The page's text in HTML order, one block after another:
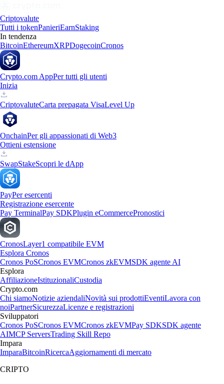
Criptovalute
Tutti i tokenPanieriEarnStaking
In tendenza
BitcoinEthereumXRPDogecoinCronos
Crypto.com AppPer tutti gli utenti
Inizia
CriptovaluteCarta prepagata VisaLevel Up
OnchainPer gli appassionati di Web3
Ottieni estensione
SwapStakeScopri le dApp
PayPer esercenti
Registrazione esercente
Pay TerminalPay SDKPlugin eCommercePronostici
CronosLayer1 compatibile EVM
Esplora Cronos
Cronos PoSCronos EVMCronos zkEVMSDK agente AI
Esplora
AffiliazioneIstituzionaliCustodia
Crypto.com
Chi siamoNotizie aziendaliNovità sui prodottiEventiLavora con
noiPartnerSicurezzaLicenze e registrazioni
Sviluppatori
Cronos PoSCronos EVMCronos zkEVMPay SDKSDK agente
AIMCP ServersTrading Skill Repo
Impara
ImparaBitcoinRicercaAggiornamenti di mercato
CRIPTO